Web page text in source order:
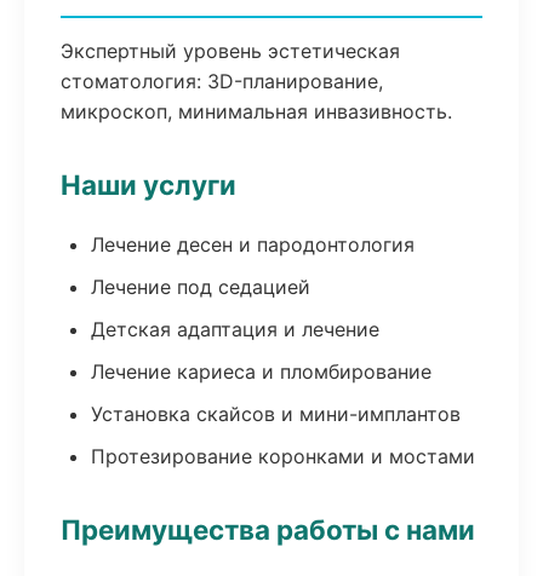
Экспертный уровень эстетическая
стоматология: 3D-планирование,
микроскоп, минимальная инвазивность.
Наши услуги
Лечение десен и пародонтология
Лечение под седацией
Детская адаптация и лечение
Лечение кариеса и пломбирование
Установка скайсов и мини-имплантов
Протезирование коронками и мостами
Преимущества работы с нами